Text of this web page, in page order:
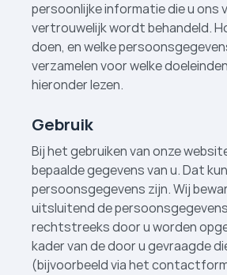
persoonlijke informatie die u ons
vertrouwelijk wordt behandeld.
doen, en welke
verzamelen voor welke
hieronder lezen.
Gebruik
Bij het gebruiken van onze
bepaalde gegevens van u. Dat
persoonsgegevens zijn. Wij
uitsluitend de
rechtstreeks door u worden
kader van de door u gevraagde
(bijvoorbeeld via het